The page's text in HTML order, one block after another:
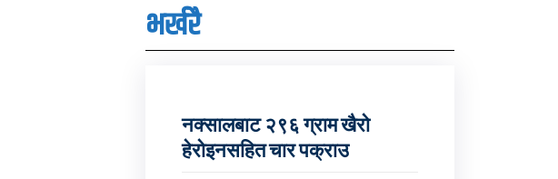
भर्खरै
नक्सालबाट २९६ ग्राम खैरो
हेरोइनसहित चार पक्राउ